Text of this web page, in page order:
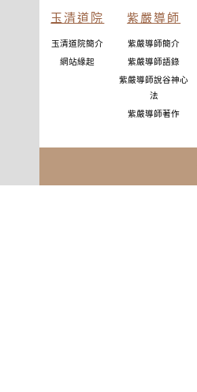
玉清道院
玉清道院簡介
網站緣起
紫嚴導師
紫嚴導師簡介
紫嚴導師語錄
紫嚴導師說谷神心
法
紫嚴導師著作